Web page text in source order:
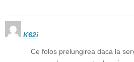
K62i
Ce folos prelungirea daca la